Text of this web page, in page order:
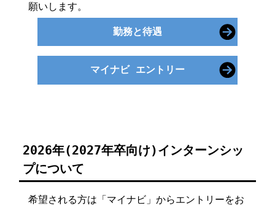
願いします。
勤務と待遇
マイナビ エントリー
2026年(2027年卒向け)インターンシッ
プについて
希望される方は「マイナビ」からエントリーをお